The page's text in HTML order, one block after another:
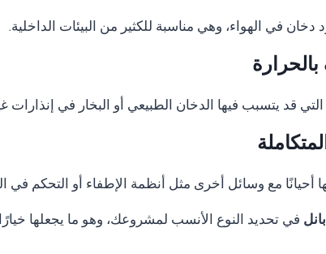
في الهواء، وهي مناسبة للكثير من البيئات الداخلية.
قد يتسبب فيها الدخان الطبيعي أو البخار في
مع وسائل أخرى مثل أنظمة الإطفاء أو التحكم في
في تحديد النوع الأنسب لمشروعك، وهو ما يجعلها